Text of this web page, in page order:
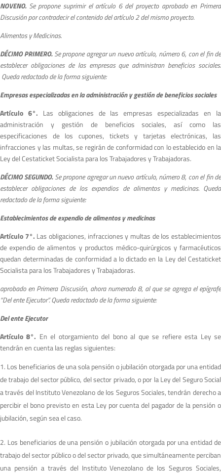
NOVENO. Se propone suprimir el artículo 6 del proyecto aprobado en Primera
Discusión por contradecir el contenido del artículo 2 del mismo proyecto.
Alimentos y Medicinas.
DÉCIMO PRIMERO.Se propone agregar un nuevo artículo, número 6, con el fin de
establecer obligaciones de las empresas que administran beneficios sociales.
Queda redactado de la forma siguiente:
Empresas especializadas en la administración y gestión de beneficios sociales
Artículo 6°. Las obligaciones de las empresas especializadas en la
administración y gestión de beneficios sociales, así como las
especificaciones de los cupones, tickets y tarjetas electrónicas, las
infracciones y las multas, se regirán de conformidad con lo establecido en la
Ley del Cestaticket Socialista para los Trabajadores y Trabajadoras.
DÉCIMO SEGUNDO.Se propone agregar un nuevo artículo, número 8, con el fin de
establecer obligaciones de los expendios de alimentos y medicinas. Queda
redactado de la forma siguiente:
Establecimientos de expendio de alimentos y medicinas
Artículo 7°. Las obligaciones, infracciones y multas de los establecimientos
de expendio de alimentos y productos médico-quirúrgicos y farmacéuticos
quedan determinadas de conformidad a lo dictado en la Ley del Cestaticket
Socialista para los Trabajadores y Trabajadoras.
aprobado en Primera Discusión, ahora numerado 8, al que se agrega el epígrafe
“Del enteEjecutor”. Queda redactado de la forma siguiente:
Del ente Ejecutor
Artículo 8°. En el otorgamiento del bono al que se refiere esta Ley se
tendrán en cuenta las reglas siguientes:
Los beneficiarios de una sola pensión o jubilación otorgada por una entidad
de trabajo del sector público, del sector privado, o por la Ley del Seguro Social
a través del Instituto Venezolano de los Seguros Sociales, tendrán derecho a
percibir el bono previsto en esta Ley por cuenta del pagador de la pensión o
jubilación, según sea el caso.
Los beneficiarios de una pensión o jubilación otorgada por una entidad de
trabajo del sector público o del sector privado, que simultáneamente perciban
una pensión a través del Instituto Venezolano de los Seguros Sociales,